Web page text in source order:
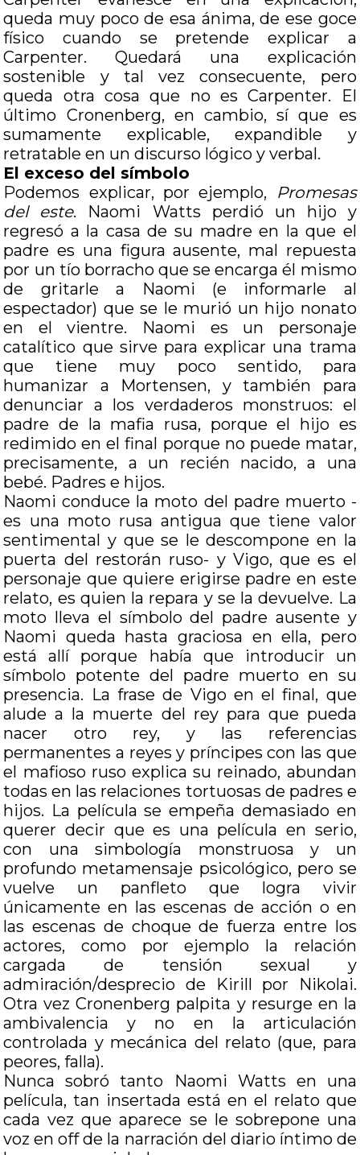
queda muy poco de esa ánima, de ese goce
físico cuando se pretende explicar a
Carpenter. Quedará una explicación
sostenible y tal vez consecuente, pero
queda otra cosa que no es Carpenter. El
último Cronenberg, en cambio, sí que es
sumamente explicable, expandible y
retratable en un discurso lógico y verbal.
El exceso del símbolo
Podemos explicar, por ejemplo,
Promesas
del este. Naomi Watts perdió un hijo y
regresó a la casa de su madre en la que el
padre es una figura ausente, mal repuesta
por un tío borracho que se encarga él mismo
de gritarle a Naomi (e informarle al
espectador) que se le murió un hijo nonato
en el vientre. Naomi es un personaje
catalítico que sirve para explicar una trama
que tiene muy poco sentido, para
humanizar a Mortensen, y también para
denunciar a los verdaderos monstruos: el
padre de la mafia rusa, porque el hijo es
redimido en el final porque no puede matar,
precisamente, a un recién nacido, a una
bebé. Padres e hijos.
Naomi conduce la moto del padre muerto -
es una moto rusa antigua que tiene valor
sentimental y que se le descompone en la
puerta del restorán ruso- y Vigo, que es el
personaje que quiere erigirse padre en este
relato, es quien la repara y se la devuelve. La
moto lleva el símbolo del padre ausente y
Naomi queda hasta graciosa en ella, pero
está allí porque había que introducir un
símbolo potente del padre muerto en su
presencia. La frase de Vigo en el final, que
alude a la muerte del rey para que pueda
nacer otro rey, y las referencias
permanentes a reyes y príncipes con las que
el mafioso ruso explica su reinado, abundan
todas en las relaciones tortuosas de padres e
hijos. La película se empeña demasiado en
querer decir que es una película en serio,
con una simbología monstruosa y un
profundo metamensaje psicológico, pero se
vuelve un panfleto que logra vivir
únicamente en las escenas de acción o en
las escenas de choque de fuerza entre los
actores, como por ejemplo la relación
cargada de tensión sexual y
admiración/desprecio de Kirill por Nikolai.
Otra vez Cronenberg palpita y resurge en la
ambivalencia y no en la articulación
controlada y mecánica del relato (que, para
peores, falla).
Nunca sobró tanto Naomi Watts en una
película, tan insertada está en el relato que
cada vez que aparece se le sobrepone una
voz en off de la narración del diario íntimo de